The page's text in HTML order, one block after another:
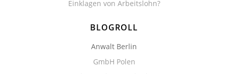
Einklagen von Arbeitslohn?
BLOGROLL
Anwalt Berlin
GmbH Polen